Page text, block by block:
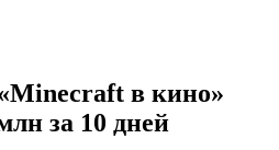
в кино»
за 10 дней